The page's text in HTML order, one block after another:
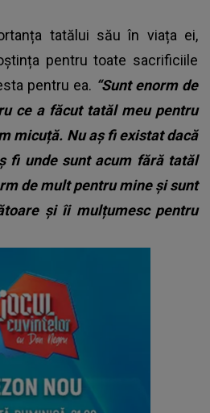
tatălui său în viața ei,
pentru toate sacrificiile
pentru ea. “Sunt enorm de
ce a făcut tatăl meu pentru
micuță. Nu aș fi existat dacă
fi unde sunt acum fără tatăl
de mult pentru mine și sunt
și îi mulțumesc pentru